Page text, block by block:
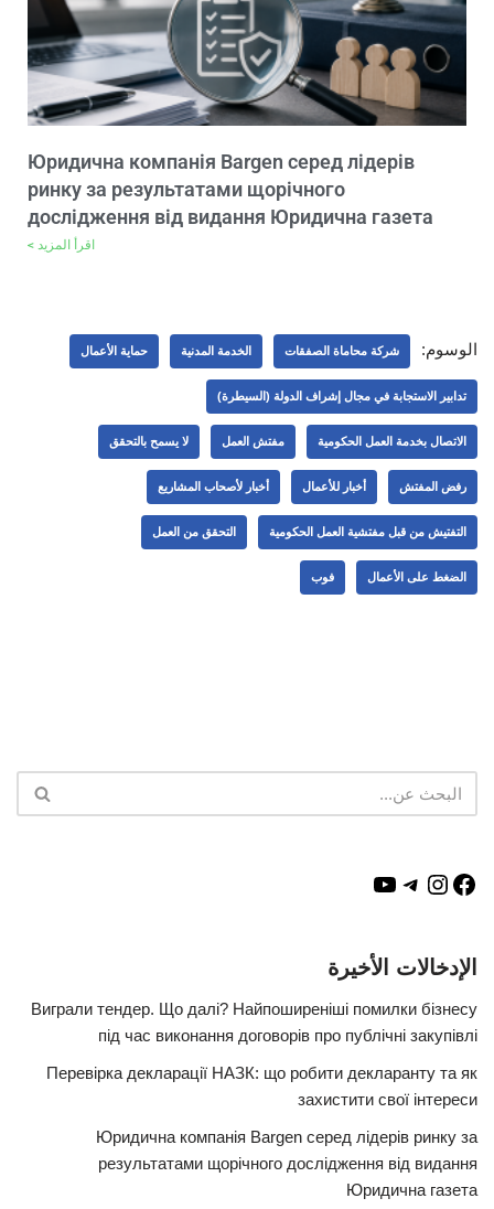
Юридична компанія Bargen серед лідерів
ринку за результатами щорічного
дослідження від видання Юридична газета
اقرأ المزيد >
الوسوم: شركة محاماة الصفقات الخدمة المدنية حماية الأعمال
تدابير الاستجابة في مجال إشراف الدولة (السيطرة)
الاتصال بخدمة العمل الحكومية مفتش العمل لا يسمح بالتحقق
رفض المفتش أخبار للأعمال أخبار لأصحاب المشاريع
التفتيش من قبل مفتشية العمل الحكومية التحقق من العمل
الضغط على الأعمال فوب
الإدخالات الأخيرة
Виграли тендер. Що далі? Найпоширеніші помилки бізнесу
під час виконання договорів про публічні закупівлі
Перевірка декларації НАЗК: що робити декларанту та як
захистити свої інтереси
Юридична компанія Bargen серед лідерів ринку за
результатами щорічного дослідження від видання
Юридична газета